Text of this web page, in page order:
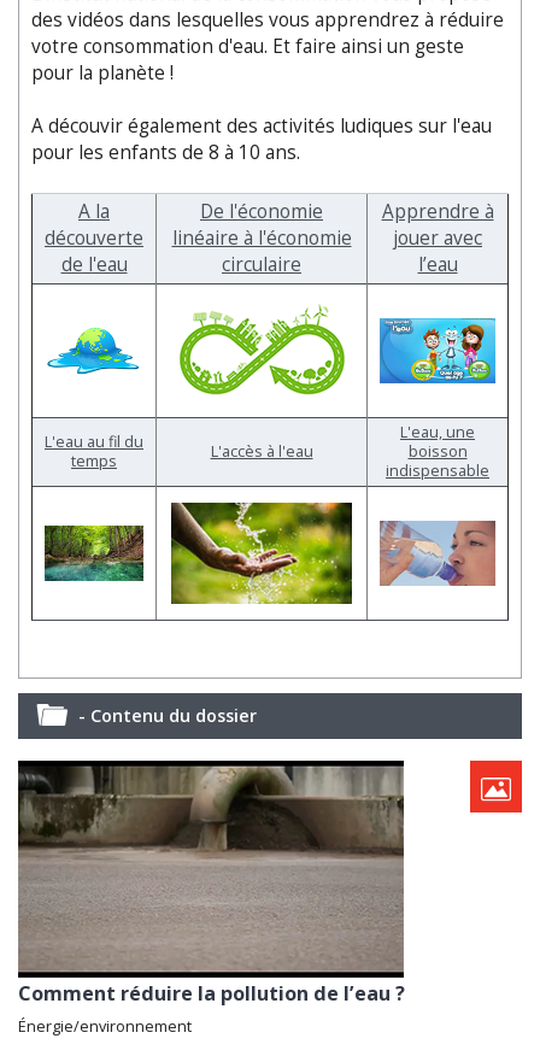
des vidéos dans lesquelles vous apprendrez à réduire
votre consommation d'eau. Et faire ainsi un geste
pour la planète !
A découvir également des activités ludiques sur l'eau
pour les enfants de 8 à 10 ans.
A la
découverte
de l'eau
De l'économie
linéaire à l'économie
circulaire
Apprendre à
jouer avec
l’eau
L'eau au fil du
temps
L'accès à l'eau
L'eau, une
boisson
indispensable
- Contenu du dossier
Comment réduire la pollution de l’eau ?
Énergie/environnement